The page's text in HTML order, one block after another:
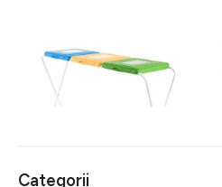
Suport pentru saci menajeri
pentru colectare selectiva
120 L, Jotta, 3
compartimente verde-
149 lei
Categorii